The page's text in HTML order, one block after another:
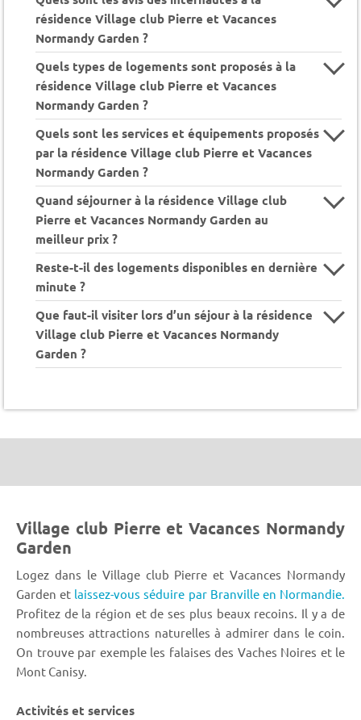
résidence Village club Pierre et Vacances
Normandy Garden ?
Quels types de logements sont proposés à la
résidence Village club Pierre et Vacances
Normandy Garden ?
Quels sont les services et équipements proposés
par la résidence Village club Pierre et Vacances
Normandy Garden ?
Quand séjourner à la résidence Village club
Pierre et Vacances Normandy Garden au
meilleur prix ?
Reste-t-il des logements disponibles en dernière
minute ?
Que faut-il visiter lors d’un séjour à la résidence
Village club Pierre et Vacances Normandy
Garden ?
Village club Pierre et Vacances Normandy
Garden
Logez dans le Village club Pierre et Vacances Normandy
Garden et laissez-vous séduire par Branville en Normandie.
Profitez de la région et de ses plus beaux recoins. Il y a de
nombreuses attractions naturelles à admirer dans le coin.
On trouve par exemple les falaises des Vaches Noires et le
Mont Canisy.
Activités et services